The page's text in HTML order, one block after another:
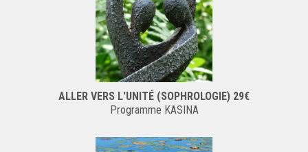
ALLER VERS L'UNITÉ (SOPHROLOGIE) 29€
Programme KASINA